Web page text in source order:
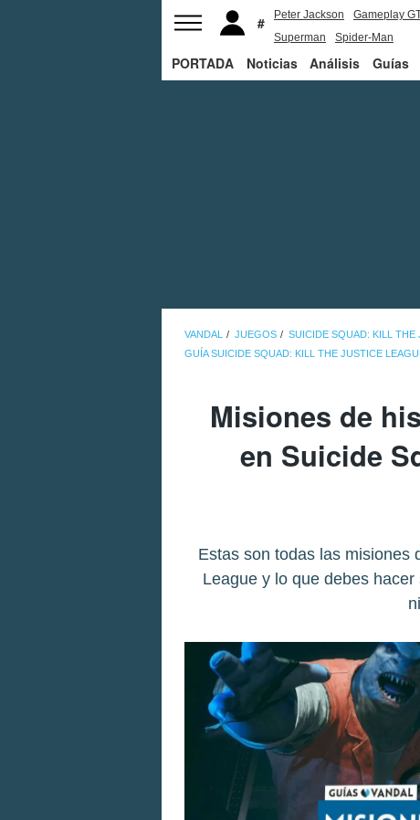
Peter Jackson
Gameplay
Superman
Spider-Man
PORTADA Noticias Análisis Guías
VANDAL JUEGOS
SUICIDE SQUAD: KILL THE
GUÍA SUICIDE SQUAD: KILL THE JUSTICE
Misiones de
en Suicide
Estas son todas las misiones
League y lo que debes